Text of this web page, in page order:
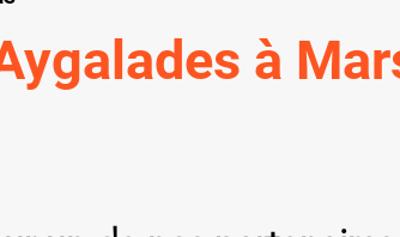
à